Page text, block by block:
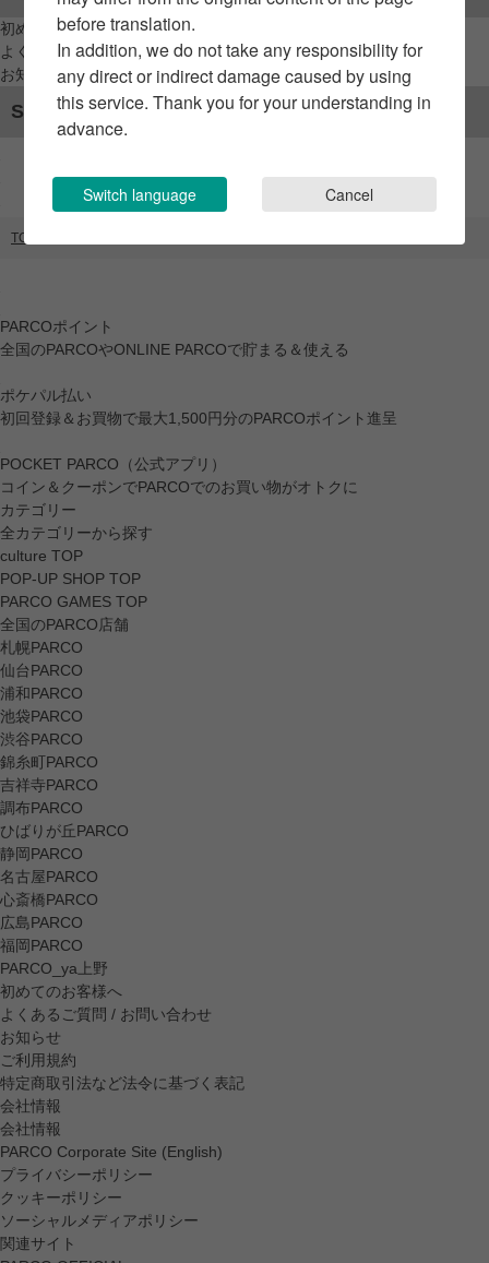
初めてのお客様へ
よくあるご質問 / お問い合わせ
お知らせ
SNSアカウント
TOP
PARCOポイント
全国のPARCOやONLINE PARCOで貯まる＆使える
ポケパル払い
初回登録＆お買物で最大1,500円分のPARCOポイント進呈
POCKET PARCO（公式アプリ）
コイン＆クーポンでPARCOでのお買い物がオトクに
カテゴリー
全カテゴリーから探す
culture TOP
POP-UP SHOP TOP
PARCO GAMES TOP
全国のPARCO店舗
札幌PARCO
仙台PARCO
浦和PARCO
池袋PARCO
渋谷PARCO
錦糸町PARCO
吉祥寺PARCO
調布PARCO
ひばりが丘PARCO
静岡PARCO
名古屋PARCO
心斎橋PARCO
広島PARCO
福岡PARCO
PARCO_ya上野
初めてのお客様へ
よくあるご質問 / お問い合わせ
お知らせ
ご利用規約
特定商取引法など法令に基づく表記
会社情報
会社情報
PARCO Corporate Site (English)
プライバシーポリシー
クッキーポリシー
ソーシャルメディアポリシー
関連サイト
before translation.
In addition, we do not take any responsibility for
any direct or indirect damage caused by using
this service. Thank you for your understanding in
advance.
Switch language Cancel